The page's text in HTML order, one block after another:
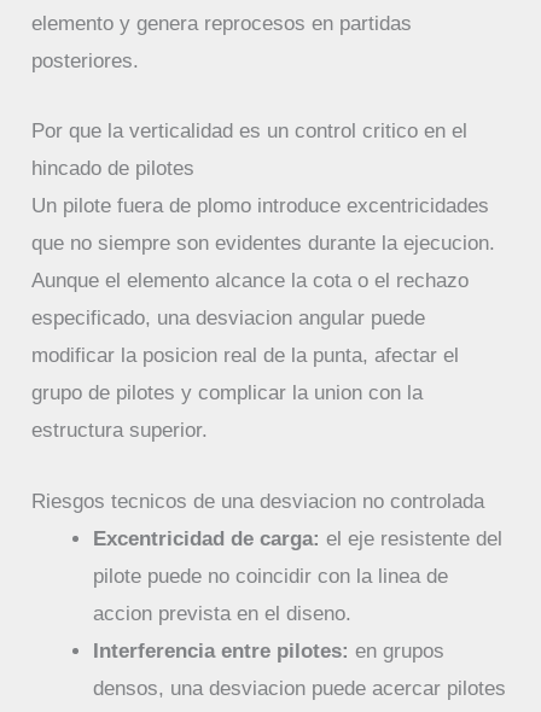
elemento y genera reprocesos en partidas
posteriores.
Por que la verticalidad es un control critico en el
hincado de pilotes
Un pilote fuera de plomo introduce excentricidades
que no siempre son evidentes durante la ejecucion.
Aunque el elemento alcance la cota o el rechazo
especificado, una desviacion angular puede
modificar la posicion real de la punta, afectar el
grupo de pilotes y complicar la union con la
estructura superior.
Riesgos tecnicos de una desviacion no controlada
Excentricidad de carga: el eje resistente del
pilote puede no coincidir con la linea de
accion prevista en el diseno.
Interferencia entre pilotes: en grupos
densos, una desviacion puede acercar pilotes